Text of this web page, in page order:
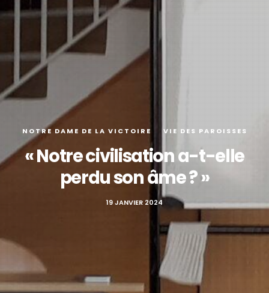
NOTRE DAME DE LA VICTOIRE VIE DES PAROISSES
« Notre civilisation a-t-elle
perdu son âme ? »
19 JANVIER 2024